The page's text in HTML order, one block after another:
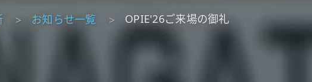
お知らせ一覧 OPIE'26ご来場の御礼